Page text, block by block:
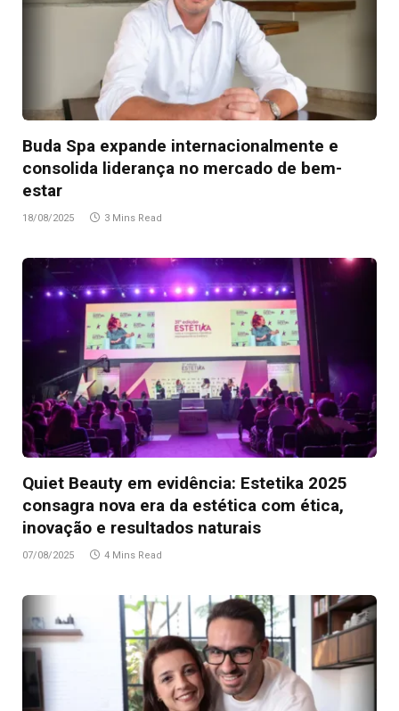
Buda Spa expande internacionalmente e
consolida liderança no mercado de bem-
estar
18/08/2025 3 Mins Read
Quiet Beauty em evidência: Estetika 2025
consagra nova era da estética com ética,
inovação e resultados naturais
07/08/2025 4 Mins Read